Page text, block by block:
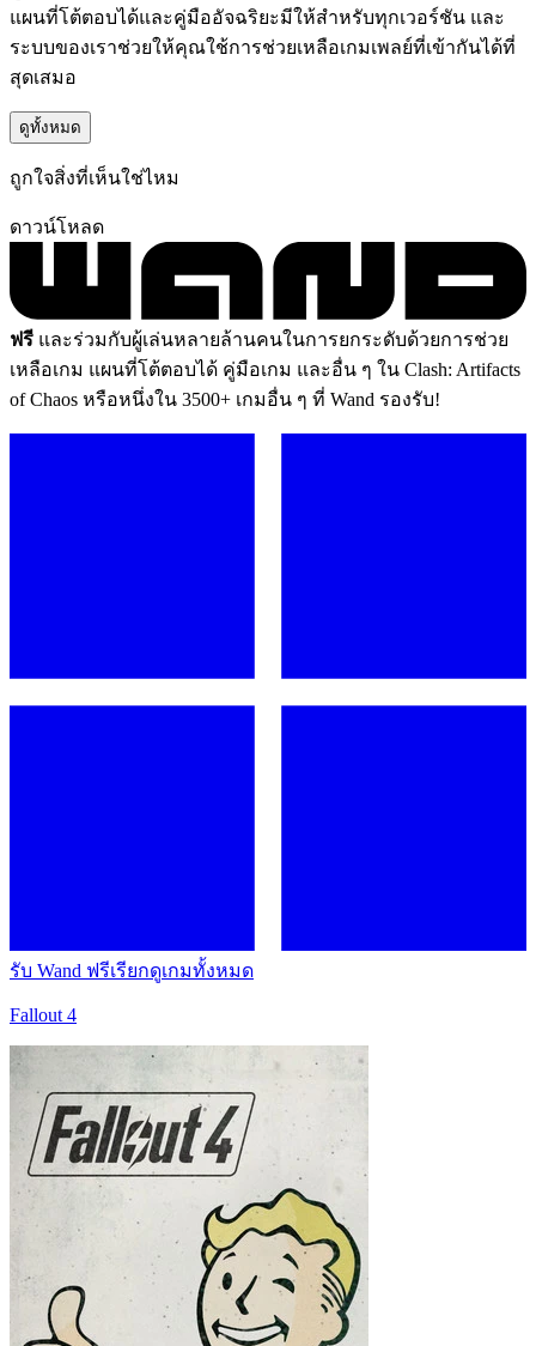
แผนที่โต้ตอบได้และคู่มืออัจฉริยะมีให้สำหรับทุกเวอร์ชัน และ
ระบบของเราช่วยให้คุณใช้การช่วยเหลือเกมเพลย์ที่เข้ากันได้ที่
สุดเสมอ
ดูทั้งหมด
ถูกใจสิ่งที่เห็นใช่ไหม
ดาวน์โหลด
ฟรี และร่วมกับผู้เล่นหลายล้านคนในการยกระดับด้วยการช่วย
เหลือเกม แผนที่โต้ตอบได้ คู่มือเกม และอื่น ๆ ใน Clash: Artifacts
of Chaos หรือหนึ่งใน 3500+ เกมอื่น ๆ ที่ Wand รองรับ!
รับ Wand ฟรีเรียกดูเกมทั้งหมด
Fallout 4